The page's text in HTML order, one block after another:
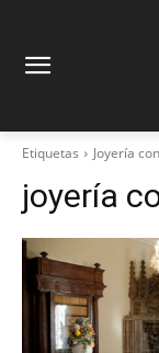
Etiquetas Joyería
joyería